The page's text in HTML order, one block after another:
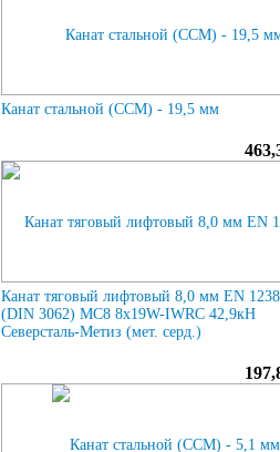
Канат стальной (ССМ) - 19,5 мм
Канат тяговый лифтовый 8,0 мм EN
(DIN 3062) МС8 8х19W-IWRC 42,9кН
Северсталь-Метиз (мет. серд.)